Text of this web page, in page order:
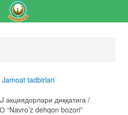
Jamoat tadbirlari
акциядорлари диққатига /
dehqon bozori”